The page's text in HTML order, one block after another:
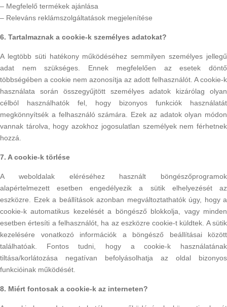
– Megfelelő termékek ajánlása
– Releváns reklámszolgáltatások megjelenítése
6. Tartalmaznak a cookie-k személyes adatokat?
A legtöbb süti hatékony működéséhez semmilyen személyes jellegű
adat nem szükséges. Ennek megfelelően az esetek döntő
többségében a cookie nem azonosítja az adott felhasználót. A cookie-k
használata során összegyűjtött személyes adatok kizárólag olyan
célból használhatók fel, hogy bizonyos funkciók használatát
megkönnyítsék a felhasználó számára. Ezek az adatok olyan módon
vannak tárolva, hogy azokhoz jogosulatlan személyek nem férhetnek
hozzá.
7. A cookie-k törlése
A weboldalak eléréséhez használt böngészőprogramok
alapértelmezett esetben engedélyezik a sütik elhelyezését az
eszközre. Ezek a beállítások azonban megváltoztathatók úgy, hogy a
cookie-k automatikus kezelését a böngésző blokkolja, vagy minden
esetben értesíti a felhasználót, ha az eszközre cookie-t küldtek. A sütik
kezelésére vonatkozó információk a böngésző beállításai között
találhatóak. Fontos tudni, hogy a cookie-k használatának
tiltása/korlátozása negatívan befolyásolhatja az oldal bizonyos
funkcióinak működését.
8. Miért fontosak a cookie-k az interneten?